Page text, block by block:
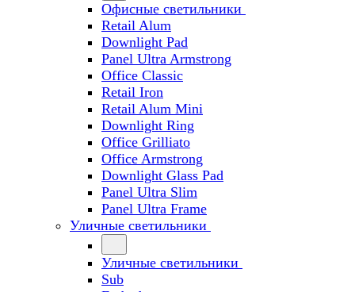
Офисные светильники
Retail Alum
Downlight Pad
Panel Ultra Armstrong
Office Classic
Retail Iron
Retail Alum Mini
Downlight Ring
Office Grilliato
Office Armstrong
Downlight Glass Pad
Panel Ultra Slim
Panel Ultra Frame
Уличные светильники
Уличные светильники
Sub